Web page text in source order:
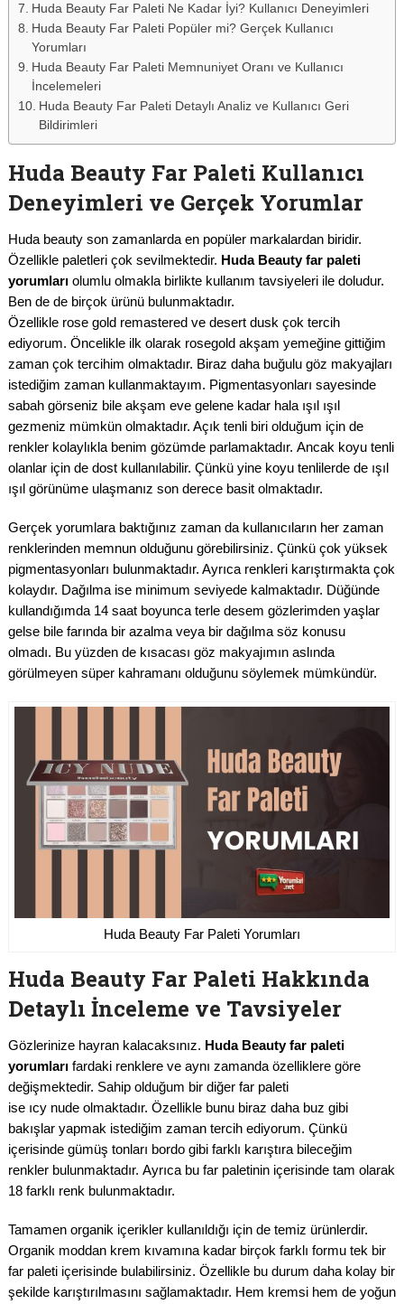
Huda Beauty Far Paleti Ne Kadar İyi? Kullanıcı Deneyimleri
Huda Beauty Far Paleti Popüler mi? Gerçek Kullanıcı
Yorumları
Huda Beauty Far Paleti Memnuniyet Oranı ve Kullanıcı
İncelemeleri
Huda Beauty Far Paleti Detaylı Analiz ve Kullanıcı Geri
Bildirimleri
Huda Beauty Far Paleti Kullanıcı
Deneyimleri ve Gerçek Yorumlar
Huda beauty son zamanlarda en popüler markalardan biridir.
Özellikle paletleri çok sevilmektedir. Huda Beauty far paleti
yorumları olumlu olmakla birlikte kullanım tavsiyeleri ile doludur.
Ben de de birçok ürünü bulunmaktadır.
Özellikle rose gold remastered ve desert dusk çok tercih
ediyorum. Öncelikle ilk olarak rosegold akşam yemeğine gittiğim
zaman çok tercihim olmaktadır. Biraz daha buğulu göz makyajları
istediğim zaman kullanmaktayım. Pigmentasyonları sayesinde
sabah görseniz bile akşam eve gelene kadar hala ışıl ışıl
gezmeniz mümkün olmaktadır. Açık tenli biri olduğum için de
renkler kolaylıkla benim gözümde parlamaktadır. Ancak koyu tenli
olanlar için de dost kullanılabilir. Çünkü yine koyu tenlilerde de ışıl
ışıl görünüme ulaşmanız son derece basit olmaktadır.
Gerçek yorumlara baktığınız zaman da kullanıcıların her zaman
renklerinden memnun olduğunu görebilirsiniz. Çünkü çok yüksek
pigmentasyonları bulunmaktadır. Ayrıca renkleri karıştırmakta çok
kolaydır. Dağılma ise minimum seviyede kalmaktadır. Düğünde
kullandığımda 14 saat boyunca terle desem gözlerimden yaşlar
gelse bile farında bir azalma veya bir dağılma söz konusu
olmadı. Bu yüzden de kısacası göz makyajımın aslında
görülmeyen süper kahramanı olduğunu söylemek mümkündür.
Huda Beauty Far Paleti Yorumları
Huda Beauty Far Paleti Hakkında
Detaylı İnceleme ve Tavsiyeler
Gözlerinize hayran kalacaksınız. Huda Beauty far paleti
yorumları fardaki renklere ve aynı zamanda özelliklere göre
değişmektedir. Sahip olduğum bir diğer far paleti
ise ıcy nude olmaktadır. Özellikle bunu biraz daha buz gibi
bakışlar yapmak istediğim zaman tercih ediyorum. Çünkü
içerisinde gümüş tonları bordo gibi farklı karıştıra bileceğim
renkler bulunmaktadır. Ayrıca bu far paletinin içerisinde tam olarak
18 farklı renk bulunmaktadır.
Tamamen organik içerikler kullanıldığı için de temiz ürünlerdir.
Organik moddan krem kıvamına kadar birçok farklı formu tek bir
far paleti içerisinde bulabilirsiniz. Özellikle bu durum daha kolay bir
şekilde karıştırılmasını sağlamaktadır. Hem kremsi hem de yoğun